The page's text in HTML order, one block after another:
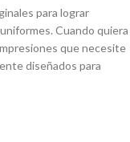
para lograr
Cuando quiera
que necesite
diseñados para